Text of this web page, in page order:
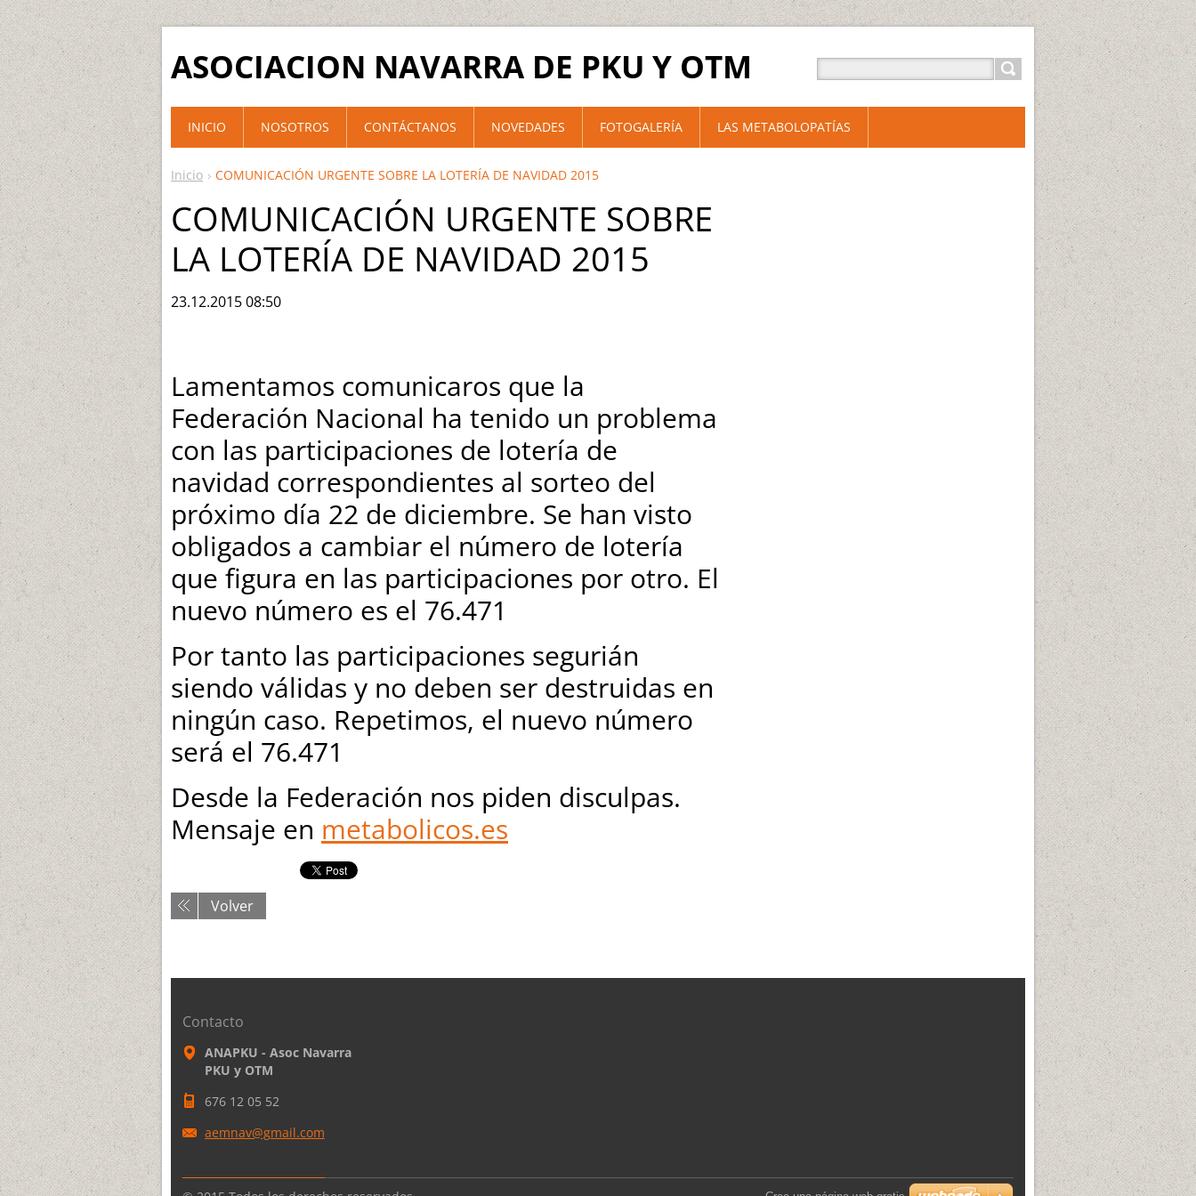
ASOCIACION NAVARRA DE PKU Y OTM
Inicio COMUNICACIÓN URGENTE SOBRE LA LOTERÍA DE NAVIDAD 2015
COMUNICACIÓN URGENTE SOBRE
LA LOTERÍA DE NAVIDAD 2015
23.12.2015 08:50
Lamentamos comunicaros que la
Federación Nacional ha tenido un problema
con las participaciones de lotería de
navidad correspondientes al sorteo del
próximo día 22 de diciembre. Se han visto
obligados a cambiar el número de lotería
que figura en las participaciones por otro. El
nuevo número es el 76.471
Por tanto las participaciones segurián
siendo válidas y no deben ser destruidas en
ningún caso. Repetimos, el nuevo número
será el 76.471
Desde la Federación nos piden disculpas.
Mensaje en metabolicos.es
Volver
INICIO NOSOTROS CONTÁCTANOS NOVEDADES FOTOGALERÍA LAS METABOLOPATÍAS
Contacto
ANAPKU - Asoc Navarra
PKU y OTM
676 12 05 52
aemnav@gmail.com